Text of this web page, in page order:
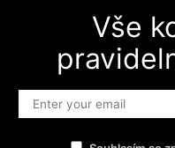
Vše